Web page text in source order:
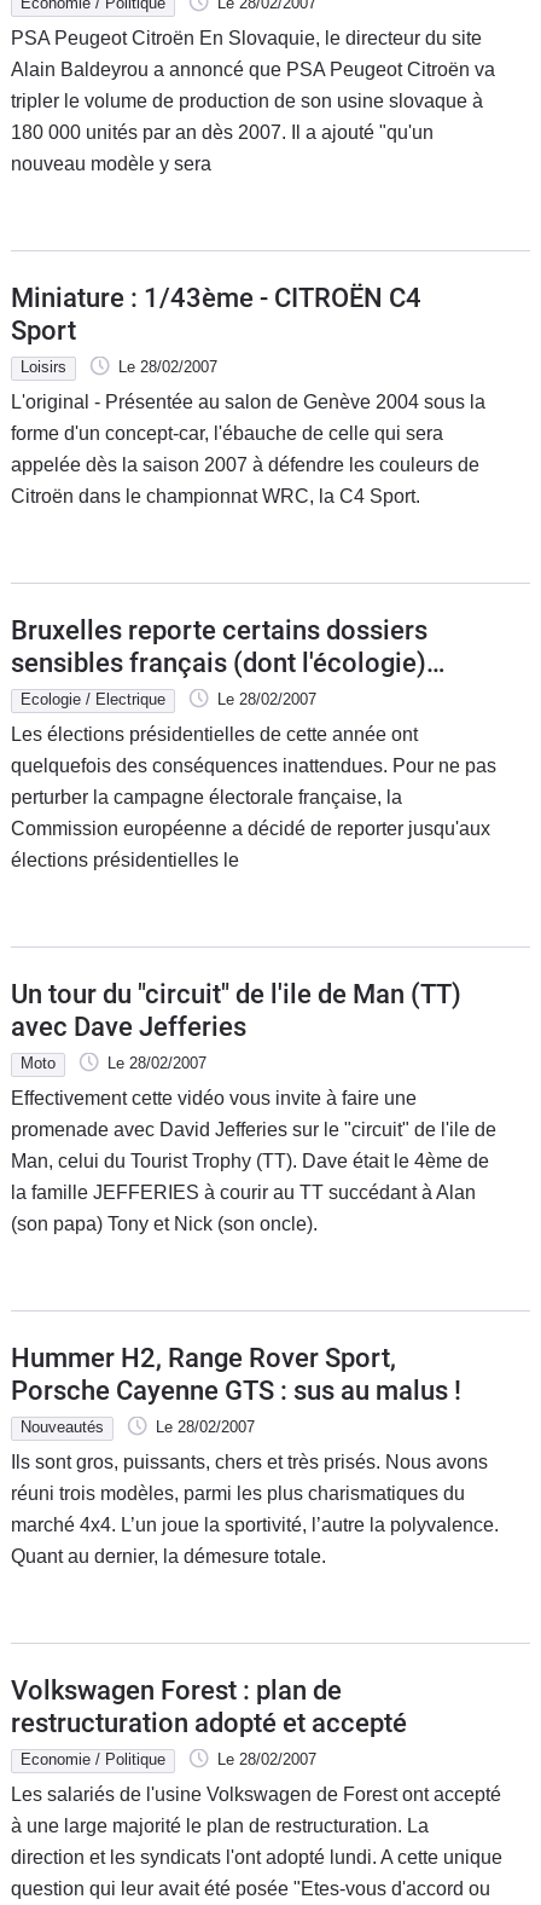
PSA Peugeot Citroën En Slovaquie, le directeur du site
Alain Baldeyrou a annoncé que PSA Peugeot Citroën va
tripler le volume de production de son usine slovaque à
180 000 unités par an dès 2007. Il a ajouté "qu'un
nouveau modèle y sera
Miniature : 1/43ème - CITROËN C4
Sport
Loisirs Le 28/02/2007
L'original - Présentée au salon de Genève 2004 sous la
forme d'un concept-car, l'ébauche de celle qui sera
appelée dès la saison 2007 à défendre les couleurs de
Citroën dans le championnat WRC, la C4 Sport.
Bruxelles reporte certains dossiers
sensibles français (dont l'écologie)
jusqu'à la fin des Présidentielles
Ecologie / Electrique Le 28/02/2007
Les élections présidentielles de cette année ont
quelquefois des conséquences inattendues. Pour ne pas
perturber la campagne électorale française, la
Commission européenne a décidé de reporter jusqu'aux
élections présidentielles le
Un tour du "circuit" de l'ile de Man (TT)
avec Dave Jefferies
Moto Le 28/02/2007
Effectivement cette vidéo vous invite à faire une
promenade avec David Jefferies sur le "circuit" de l'ile de
Man, celui du Tourist Trophy (TT). Dave était le 4ème de
la famille JEFFERIES à courir au TT succédant à Alan
(son papa) Tony et Nick (son oncle).
Hummer H2, Range Rover Sport,
Porsche Cayenne GTS : sus au malus !
Nouveautés Le 28/02/2007
Ils sont gros, puissants, chers et très prisés. Nous avons
réuni trois modèles, parmi les plus charismatiques du
marché 4x4. L’un joue la sportivité, l’autre la polyvalence.
Quant au dernier, la démesure totale.
Volkswagen Forest : plan de
restructuration adopté et accepté
Economie / Politique Le 28/02/2007
Les salariés de l'usine Volkswagen de Forest ont accepté
à une large majorité le plan de restructuration. La
direction et les syndicats l'ont adopté lundi. A cette unique
question qui leur avait été posée "Etes-vous d'accord ou